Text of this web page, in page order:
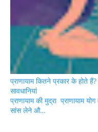
प्राणायाम कितने प्रकार के होते
सावधानियां
प्राणायाम की मुद्रा प्राणायाम
सांस लेने औ…